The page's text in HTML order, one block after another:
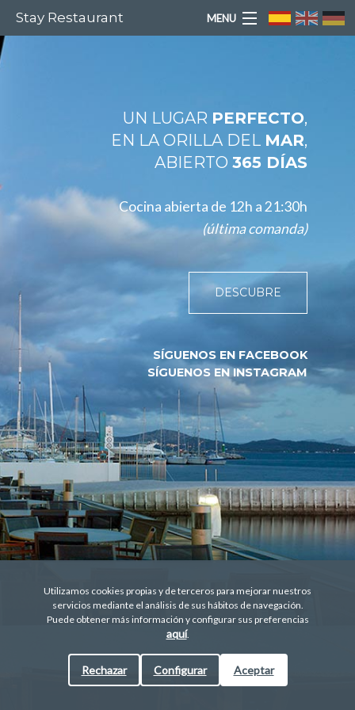
Stay Restaurant MENU
MENÚS
POLÍTICA DE COOKIES
WEBCAMS
SOSTENIBILIDAD
UN LUGAR PERFECTO,
EN LA ORILLA DEL MAR,
ABIERTO 365 DÍAS
Cocina abierta de 12h a 21:30h
(última comanda)
DESCUBRE
SÍGUENOS EN FACEBOOK
SÍGUENOS EN INSTAGRAM
Utilizamos cookies propias y de terceros para mejorar nuestros
servicios mediante el análisis de sus hábitos de navegación.
Puede obtener más información y configurar sus preferencias
aquí.
Rechazar Configurar Aceptar